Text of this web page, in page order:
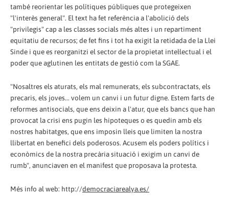
també reorientar les polítiques públiques que protegeixen
"l'interès general". El text ha fet referència a l'abolició dels
"privilegis" cap a les classes socials més altes i un repartiment
equitatiu de recursos; de fet fins i tot ha exigit la retidada de la Llei
Sinde i que es reorganitzi el sector de la propietat intel·lectual i el
poder que aglutinen les entitats de gestió com la SGAE.
"Nosaltres els aturats, els mal remunerats, els subcontractats, els
precaris, els joves... volem un canvi i un futur digne. Estem farts de
reformes antisocials, que ens deixin a l'atur, que els bancs que han
provocat la crisi ens pugin les hipoteques o es quedin amb els
nostres habitatges, que ens imposin lleis que limiten la nostra
llibertat en benefici dels poderosos. Acusem els poders polítics i
econòmics de la nostra precària situació i exigim un canvi de
rumb", anunciaven en el manifest que proposava la protesta.
Més info al web: http://democraciarealya.es/